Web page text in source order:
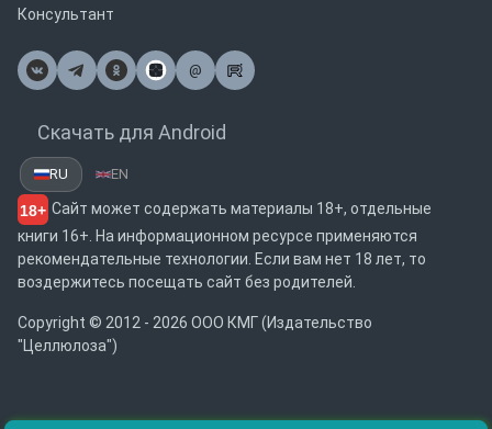
Консультант
@
Почта
Скачать для Android
RU EN
18+ Сайт может содержать материалы 18+, отдельные
книги 16+. На информационном ресурсе применяются
рекомендательные технологии. Если вам нет 18 лет, то
воздержитесь посещать сайт без родителей.
Copyright © 2012 - 2026 ООО КМГ (Издательство
"Целлюлоза")